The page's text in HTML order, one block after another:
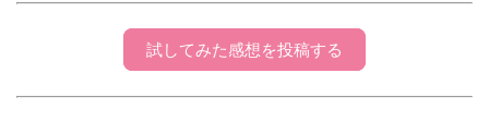
試してみた感想を投稿する